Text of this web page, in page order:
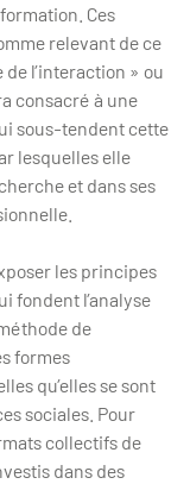
Ces
relevant de ce
l’interaction » ou
consacré à une
sous-tendent cette
lesquelles elle
et dans ses
les principes
fondent l’analyse
de
formes
qu’elles se sont
sociales. Pour
collectifs de
dans des